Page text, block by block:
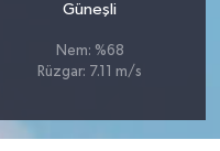
Güneşli
Nem: %68
Rüzgar: 7.11 m/s